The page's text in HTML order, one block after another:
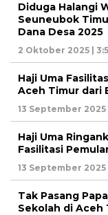
Diduga Halangi
Seuneubok
Dana Desa 2025
2 Oktober 2025 |
Haji Uma
Aceh Timur dari
13 September 2025
Haji Uma
Fasilitasi
13 September 2025
Tak Pasang
Sekolah di Aceh